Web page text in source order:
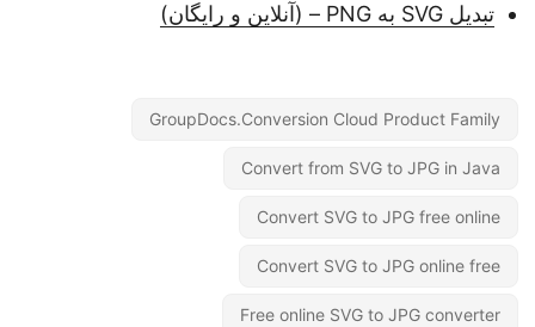
تبدیل SVG به PNG – (آنلاین و رایگان)
GroupDocs.Conversion Cloud Product Family
Convert from SVG to JPG in Java
Convert SVG to JPG free online
Convert SVG to JPG online free
Free online SVG to JPG converter